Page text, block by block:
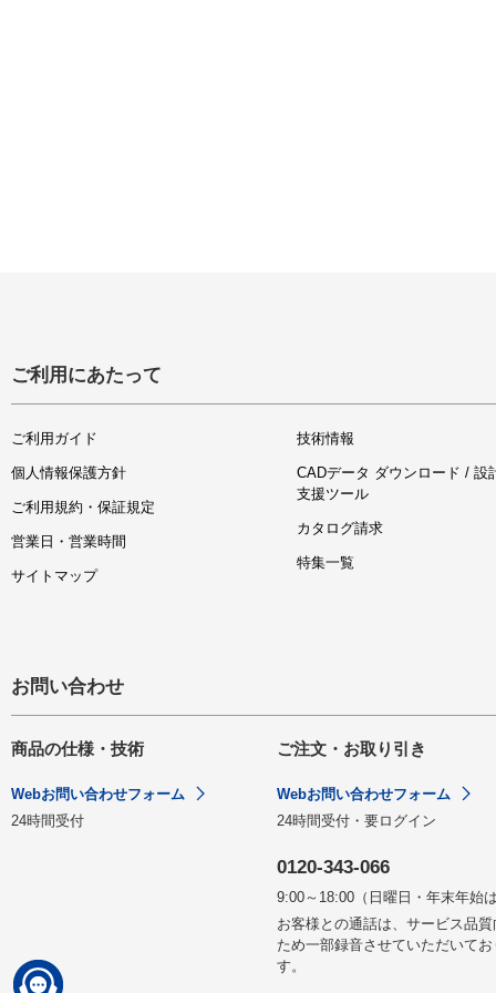
ご利用にあたって
ご利用ガイド
個人情報保護方針
ご利用規約・保証規定
営業日・営業時間
サイトマップ
技術情報
CADデータ ダウンロード / 設
支援ツール
カタログ請求
特集一覧
お問い合わせ
商品の仕様・技術
Webお問い合わせフォーム
24時間受付
ご注文・お取り引き
Webお問い合わせフォーム
24時間受付・要ログイン
0120-343-066
9:00～18:00（日曜日・年末年始
お客様との通話は、サービス品
ため一部録音させていただいてお
す。